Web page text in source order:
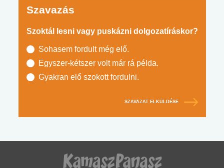
Szavazás
Szoktál lesni vagy puskázni dolgozatíráskor?
Sohasem fordult még elő.
Egyszer-kétszer volt már rá példa.
Gyakran elő szokott fordulni.
SZAVAZAT ELKÜLDÉSE